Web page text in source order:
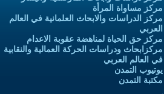
مركز مساواة المرأة
مركز الدراسات والابحاث العلمانية في العالم
العربي
مركز حق الحياة لمناهضة عقوبة الاعدام
مركزابحاث ودراسات الحركة العمالية والنقابية
في العالم العربي
يوتيوب التمدن
مكتبة التمدن